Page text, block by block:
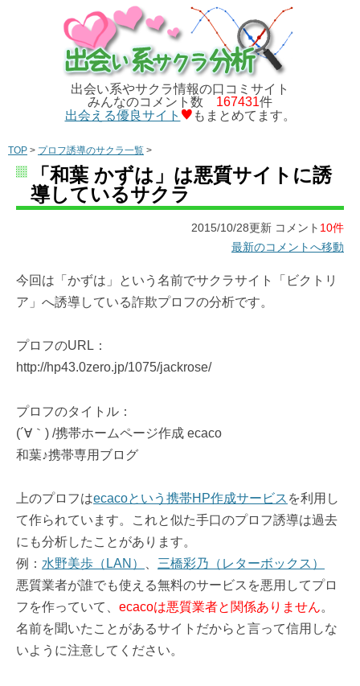
出会い系やサクラ情報の口コミサイト
みんなのコメント数 167431件
出会える優良サイト
もまとめてます。
TOP > プロフ誘導のサクラ一覧 >
「和葉 かずは」は悪質サイトに誘
導しているサクラ
2015/10/28更新 コメント 10件
最新のコメントへ移動
今回は「かずは」という名前でサクラサイト「ビクトリ
ア」へ誘導している詐欺プロフの分析です。
プロフのURL：
http://hp43.0zero.jp/1075/jackrose/
プロフのタイトル：
(´∀｀) /携帯ホームページ作成 ecaco
和葉♪携帯専用ブログ
上のプロフはecacoという携帯HP作成サービス を利用し
て作られています。これと似た手口のプロフ誘導は過去
にも分析したことがあります。
例： 水野美歩（LAN）
三橋彩乃（レターボックス）
悪質業者が誰でも使える無料のサービスを悪用してプロ
フを作っていて、 ecacoは悪質業者と関係ありません。
名前を聞いたことがあるサイトだからと言って信用しな
いように注意してください。